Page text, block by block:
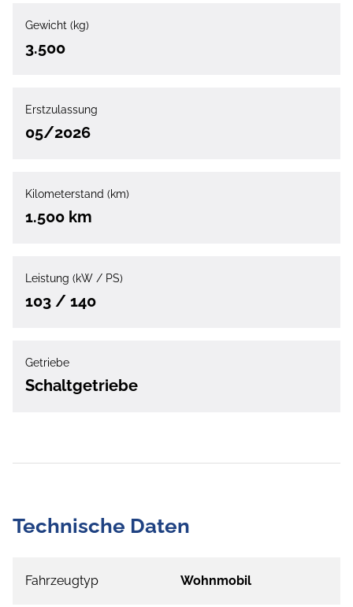
Gewicht (kg)
3.500
Erstzulassung
05/2026
Kilometerstand (km)
1.500 km
Leistung (kW / PS)
103 / 140
Getriebe
Schaltgetriebe
Technische Daten
Fahrzeugtyp Wohnmobil